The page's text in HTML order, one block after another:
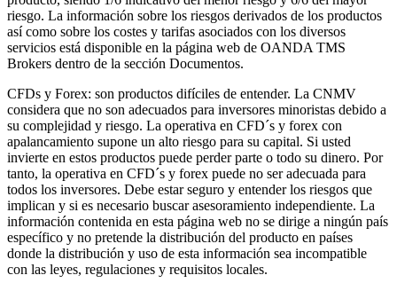
riesgo. La información sobre los riesgos derivados de los productos
así como sobre los costes y tarifas asociados con los diversos
servicios está disponible en la página web de OANDA TMS
Brokers dentro de la sección Documentos.
CFDs y Forex: son productos difíciles de entender. La CNMV
considera que no son adecuados para inversores minoristas debido a
su complejidad y riesgo. La operativa en CFD´s y forex con
apalancamiento supone un alto riesgo para su capital. Si usted
invierte en estos productos puede perder parte o todo su dinero. Por
tanto, la operativa en CFD´s y forex puede no ser adecuada para
todos los inversores. Debe estar seguro y entender los riesgos que
implican y si es necesario buscar asesoramiento independiente. La
información contenida en esta página web no se dirige a ningún país
específico y no pretende la distribución del producto en países
donde la distribución y uso de esta información sea incompatible
con las leyes, regulaciones y requisitos locales.